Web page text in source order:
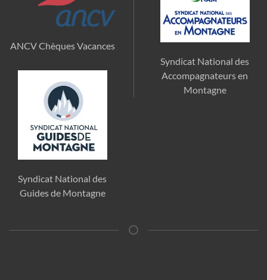
ANCV Chèques Vacances
Syndicat National des
Accompagnateurs en
Montagne
Syndicat National des
Guides de Montagne